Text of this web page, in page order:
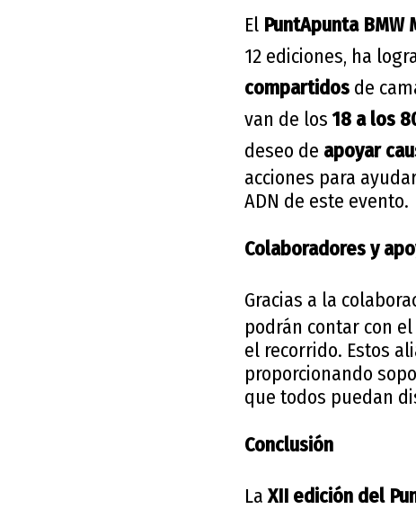
El PuntApunta BMW
12 ediciones, ha
compartidos de
van de los18 a los
deseo de apoyar
acciones para
ADN de este evento.
Colaboradores y
Gracias a la
podrán contar con
el recorrido. Estos
proporcionando
que todos puedan
Conclusión
LaXII edición del